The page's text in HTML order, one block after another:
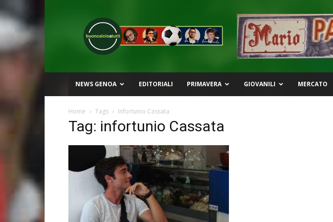
Buon
Calcio
a
Tutti
NEWS GENOA EDITORIALI PRIMAVERA GIOVANILI MERCATO
Home Tags Infortunio Cassata
Tag: infortunio Cassata